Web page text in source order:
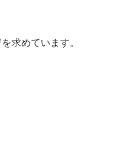
求めています。